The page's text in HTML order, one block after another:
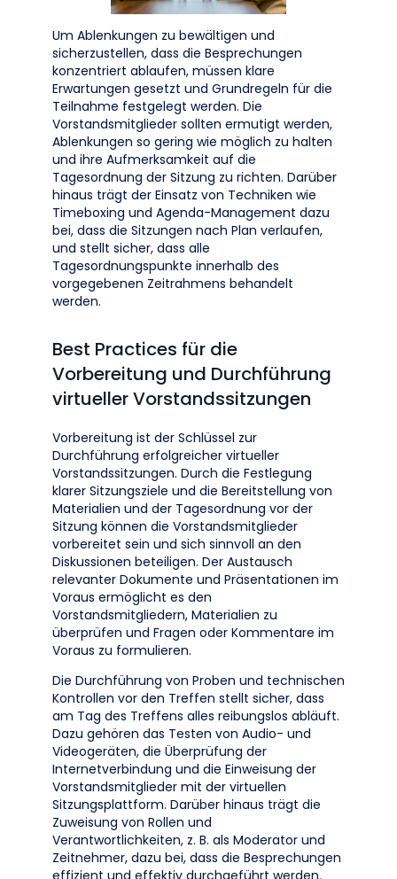
Um Ablenkungen zu bewältigen und
sicherzustellen, dass die Besprechungen
konzentriert ablaufen, müssen klare
Erwartungen gesetzt und Grundregeln für die
Teilnahme festgelegt werden. Die
Vorstandsmitglieder sollten ermutigt werden,
Ablenkungen so gering wie möglich zu halten
und ihre Aufmerksamkeit auf die
Tagesordnung der Sitzung zu richten. Darüber
hinaus trägt der Einsatz von Techniken wie
Timeboxing und Agenda-Management dazu
bei, dass die Sitzungen nach Plan verlaufen,
und stellt sicher, dass alle
Tagesordnungspunkte innerhalb des
vorgegebenen Zeitrahmens behandelt
werden.
Best Practices für die
Vorbereitung und Durchführung
virtueller Vorstandssitzungen
Vorbereitung ist der Schlüssel zur
Durchführung erfolgreicher virtueller
Vorstandssitzungen. Durch die Festlegung
klarer Sitzungsziele und die Bereitstellung von
Materialien und der Tagesordnung vor der
Sitzung können die Vorstandsmitglieder
vorbereitet sein und sich sinnvoll an den
Diskussionen beteiligen. Der Austausch
relevanter Dokumente und Präsentationen im
Voraus ermöglicht es den
Vorstandsmitgliedern, Materialien zu
überprüfen und Fragen oder Kommentare im
Voraus zu formulieren.
Die Durchführung von Proben und technischen
Kontrollen vor den Treffen stellt sicher, dass
am Tag des Treffens alles reibungslos abläuft.
Dazu gehören das Testen von Audio- und
Videogeräten, die Überprüfung der
Internetverbindung und die Einweisung der
Vorstandsmitglieder mit der virtuellen
Sitzungsplattform. Darüber hinaus trägt die
Zuweisung von Rollen und
Verantwortlichkeiten, z. B. als Moderator und
Zeitnehmer, dazu bei, dass die Besprechungen
effizient und effektiv durchgeführt werden.